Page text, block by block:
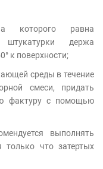
которого равна
держа
к поверхности;
среды в течение
смеси, придать
фактуру с помощью
выполнять
только что затертых